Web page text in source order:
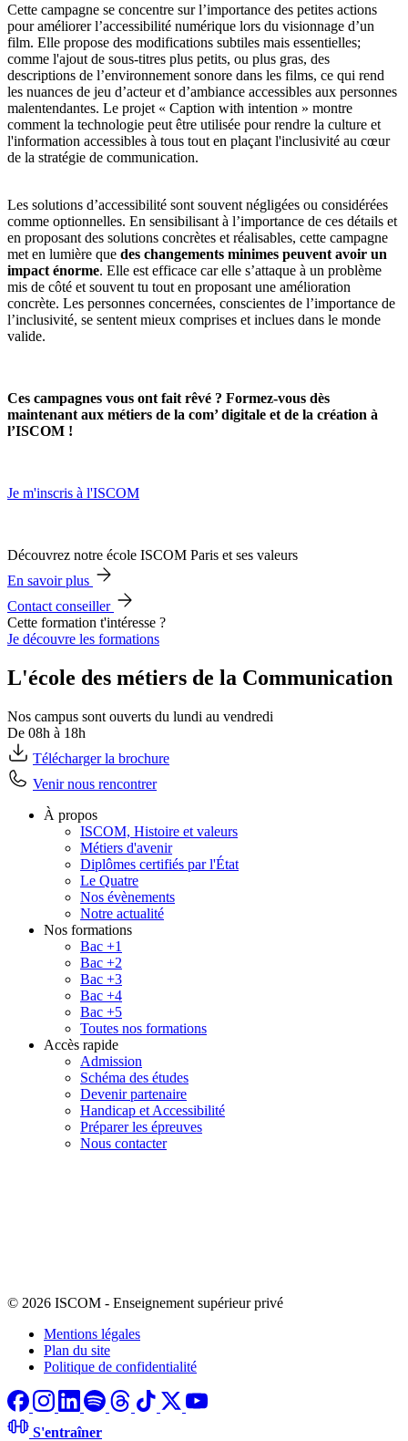
Cette campagne se concentre sur l’importance des petites actions
pour améliorer l’accessibilité numérique lors du visionnage d’un
film. Elle propose des modifications subtiles mais essentielles;
comme l'ajout de sous-titres plus petits, ou plus gras, des
descriptions de l’environnement sonore dans les films, ce qui rend
les nuances de jeu d’acteur et d’ambiance accessibles aux personnes
malentendantes. Le projet « Caption with intention » montre
comment la technologie peut être utilisée pour rendre la culture et
l'information accessibles à tous tout en plaçant l'inclusivité au cœur
de la stratégie de communication.
Les solutions d’accessibilité sont souvent négligées ou considérées
comme optionnelles. En sensibilisant à l’importance de ces détails et
en proposant des solutions concrètes et réalisables, cette campagne
met en lumière que des changements minimes peuvent avoir un
impact énorme. Elle est efficace car elle s’attaque à un problème
mis de côté et souvent tu tout en proposant une amélioration
concrète. Les personnes concernées, conscientes de l’importance de
l’inclusivité, se sentent mieux comprises et inclues dans le monde
valide.
Ces campagnes vous ont fait rêvé ? Formez-vous dès
maintenant aux métiers de la com’ digitale et de la création à
l’ISCOM !
Je m'inscris à l'ISCOM
Découvrez notre école ISCOM Paris et ses valeurs
En savoir plus
Contact conseiller
Cette formation t'intéresse ?
Je découvre les formations
L'école des métiers de la Communication
Nos campus sont ouverts du lundi au vendredi
De 08h à 18h
Télécharger la brochure
Venir nous rencontrer
À propos
ISCOM, Histoire et valeurs
Métiers d'avenir
Diplômes certifiés par l'État
Le Quatre
Nos évènements
Notre actualité
Nos formations
Bac +1
Bac +2
Bac +3
Bac +4
Bac +5
Toutes nos formations
Accès rapide
Admission
Schéma des études
Devenir partenaire
Handicap et Accessibilité
Préparer les épreuves
Nous contacter
© 2026 ISCOM - Enseignement supérieur privé
Mentions légales
Plan du site
Politique de confidentialité
S'entraîner